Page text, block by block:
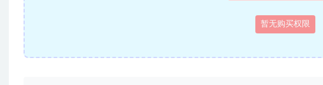
暂无购买权限